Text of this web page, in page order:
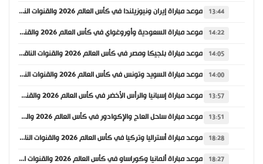
13:44 موعد مباراة إيران ونيوزيلندا في كأس العالم 2026 والقنوات الناقلة
14:22 موعد مباراة السعودية وأوروغواي في كأس العالم 2026 والقنوات الناقلة
14:05 موعد مباراة بلجيكا ومصر في كأس العالم 2026 والقنوات الناقلة
14:00 موعد مباراة السويد وتونس في كأس العالم 2026 والقنوات الناقلة
13:57 موعد مباراة إسبانيا والرأس الأخضر في كأس العالم 2026 والقنوات الناقلة
13:51 موعد مباراة ساحل العاج والإكوادور في كأس العالم 2026 والقنوات الناقلة
18:28 موعد مباراة أستراليا وتركيا في كأس العالم 2026 والقنوات الناقلة
18:27 موعد مباراة ألمانيا وكوراساو في كأس العالم 2026 والقنوات الناقلة